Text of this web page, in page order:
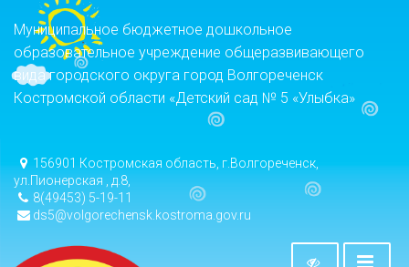
Муниципальное бюджетное дошкольное
образовательное учреждение общеразвивающего
вида городского округа город Волгореченск
Костромской области «Детский сад № 5 «Улыбка»
156901 Костромская область, г.Волгореченск,
ул.Пионерская , д.8,
8(49453) 5-19-11
ds5@volgorechensk.kostroma.gov.ru